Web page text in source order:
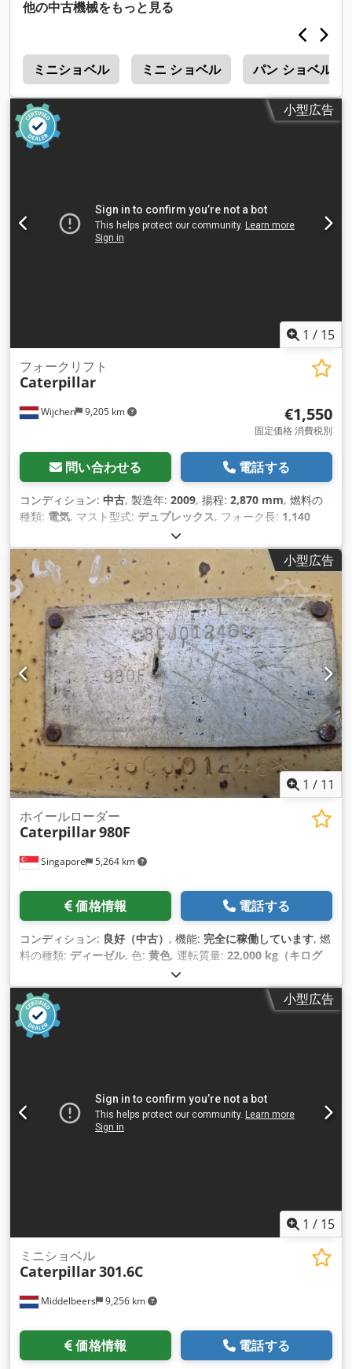
アル・トレーディング社 13A パンダンクレセント、シンガポー
他の中古機械をもっと見る
ミニショベル ミニ ショベル パン ショベル
小型広告
1 / 15
Wijchen 9,205 km
フォークリフト
Caterpillar
€1,550
固定価格 消費税別
問い合わせる 電話する
コンディション: 中古, 製造年: 2009, 揚程: 2,870 mm, 燃料の
種類: 電気, マスト型式: デュプレックス, フォーク長: 1,140
1,960 mm
黒,
小型広告
1 / 11
Singapore 5,264 km
ホイールローダー
Caterpillar980F
価格情報 電話する
コンディション: 良好（中古） , 機能: 完全に稼働しています, 燃
料の種類: ディーゼル, 色: 黄色, 運転質量: 22,000 kg（キログ
1994, 機械／車両番号:
備:キャビン, 商品説明 中古キャタピラーホイールローダー キ
ャタピラー製 モデル CAT 980F ディーゼルエンジン Crjdpfx
Aeumtkmohyof 現状販売 お問い合わせ ヴィジャイ JPNインダ
ストリアル・トレーディング社 13A パンダンクレセント、シン
小型広告
1 / 15
Middelbeers 9,256 km
ミニショベル
Caterpillar301.6C
価格情報 電話する